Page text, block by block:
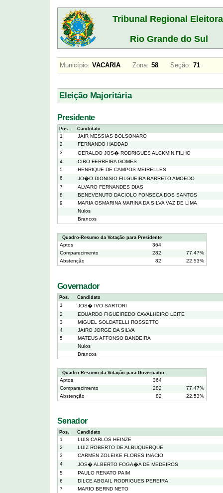
Tribunal Regional
Rio Grande do Sul
Município: VACARIA Zona: 58 Seção: 71
Eleição Majoritária
Presidente
Pos. Candidato
1
JAIR MESSIAS BOLSONARO
2
FERNANDO HADDAD
3
GERALDO JOS� RODRIGUES ALCKMIN FILHO
4
CIRO FERREIRA GOMES
5
HENRIQUE DE CAMPOS MEIRELLES
6
JO�O DIONISIO FILGUEIRA BARRETO AMOEDO
7
ALVARO FERNANDES DIAS
8
BENEVENUTO DACIOLO FONSECA DOS SANTOS
9
MARIA OSMARINA MARINA DA SILVA VAZ DE LIMA
Nulos
Brancos
Quadro-Resumo da Votação para Presidente
Aptos
364
Comparecimento
282
77.47%
Abstenção
82 22.53%
Governador
Pos. Candidato
1
JOS� IVO SARTORI
2
EDUARDO FIGUEIREDO CAVALHEIRO LEITE
3
MIGUEL SOLDATELLI ROSSETTO
4
JAIRO JORGE DA SILVA
5
MATEUS AFFONSO BANDEIRA
Nulos
Brancos
Quadro-Resumo da Votação para Governador
Aptos
364
Comparecimento
282
77.47%
Abstenção
82 22.53%
Senador
Pos. Candidato
1
LUIS CARLOS HEINZE
2
LUIZ ROBERTO DE ALBUQUERQUE
3
CARMEN ZOLEIKE FLORES INACIO
4
JOS� ALBERTO FOGA�A DE MEDEIROS
5
PAULO RENATO PAIM
6
DILCE ABGAIL RODRIGUES PEREIRA
7
MARIO BERND NETO